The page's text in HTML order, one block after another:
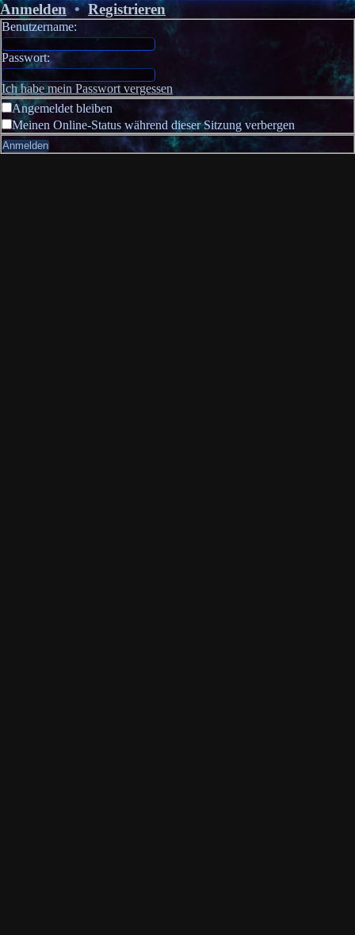
Anmelden•Registrieren
Benutzername:
Passwort:
Ich habe mein Passwort vergessen
Angemeldet bleiben
Meinen Online-Status während dieser Sitzung verbergen